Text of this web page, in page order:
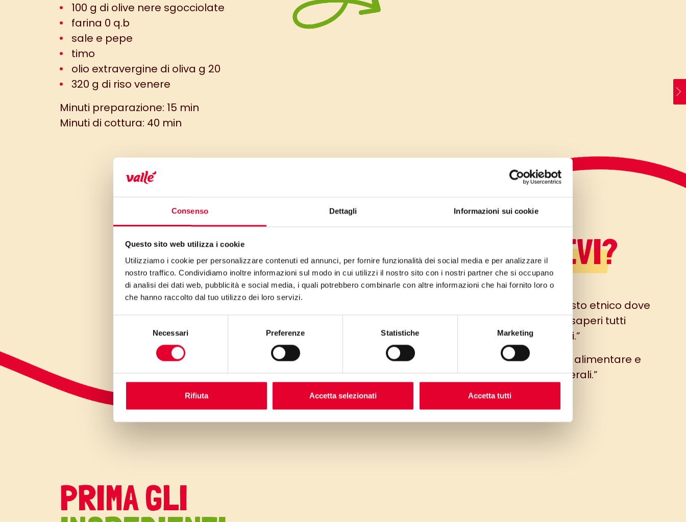
Consenso Dettagli Informazioni sui cookie
Questo sito web utilizza i cookie
Utilizziamo i cookie per personalizzare contenuti ed annunci, per fornire funzionalità dei social media e per analizzare il
nostro traffico. Condividiamo inoltre informazioni sul modo in cui utilizzi il nostro sito con i nostri partner che si occupano
di analisi dei dati web, pubblicità e social media, i quali potrebbero combinarle con altre informazioni che hai fornito loro o
che hanno raccolto dal tuo utilizzo dei loro servizi.
Necessari Preferenze Statistiche Marketing
Rifiuta Accetta selezionati Accetta tutti
100 g di olive nere sgocciolate
farina 0 q.b
sale e pepe
timo
olio extravergine di oliva g 20
320 g di riso venere
Minuti preparazione: 15 min
Minuti di cottura: 40 min
LO SAPEVI?
“Un piatto unico al retrogusto etnico dove
convergono sapori e saperi tutti
mediterranei.”
“Equilibrato, ricco di fibra alimentare e
preziosi sali minerali.”
PRIMA GLI